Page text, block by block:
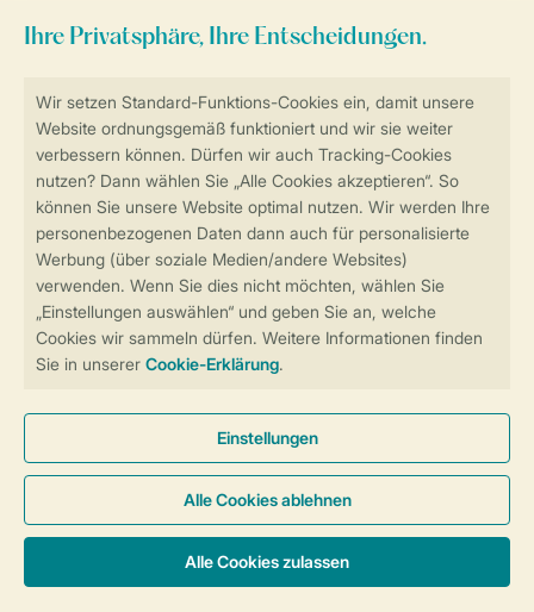
Sicherstellung Deiner Privatsphäre
Weitere Informationen und Einstellungen
Sicher und schnell zur Online-Buchung
Sichere Datenübertragung
Sicheres Bezahlen
Allgemeine Bedingungen Impressum
Cookies und Banner
Barrierefreiheit